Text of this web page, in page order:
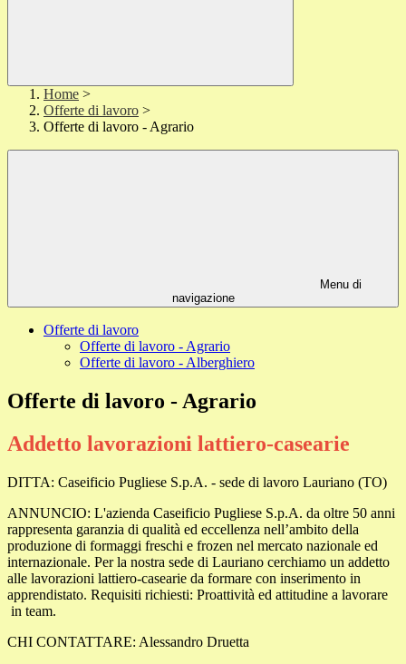
Home >
Offerte di lavoro >
Offerte di lavoro - Agrario
Menu di
navigazione
Offerte di lavoro
Offerte di lavoro - Agrario
Offerte di lavoro - Alberghiero
Offerte di lavoro - Agrario
Addetto lavorazioni lattiero-casearie
DITTA: Caseificio Pugliese S.p.A. - sede di lavoro Lauriano (TO)
ANNUNCIO: L'azienda Caseificio Pugliese S.p.A. da oltre 50 anni
rappresenta garanzia di qualità ed eccellenza nell’ambito della
produzione di formaggi freschi e frozen nel mercato nazionale ed
internazionale. Per la nostra sede di Lauriano cerchiamo un addetto
alle lavorazioni lattiero-casearie da formare con inserimento in
apprendistato. Requisiti richiesti: Proattività ed attitudine a lavorare
in team.
CHI CONTATTARE: Alessandro Druetta